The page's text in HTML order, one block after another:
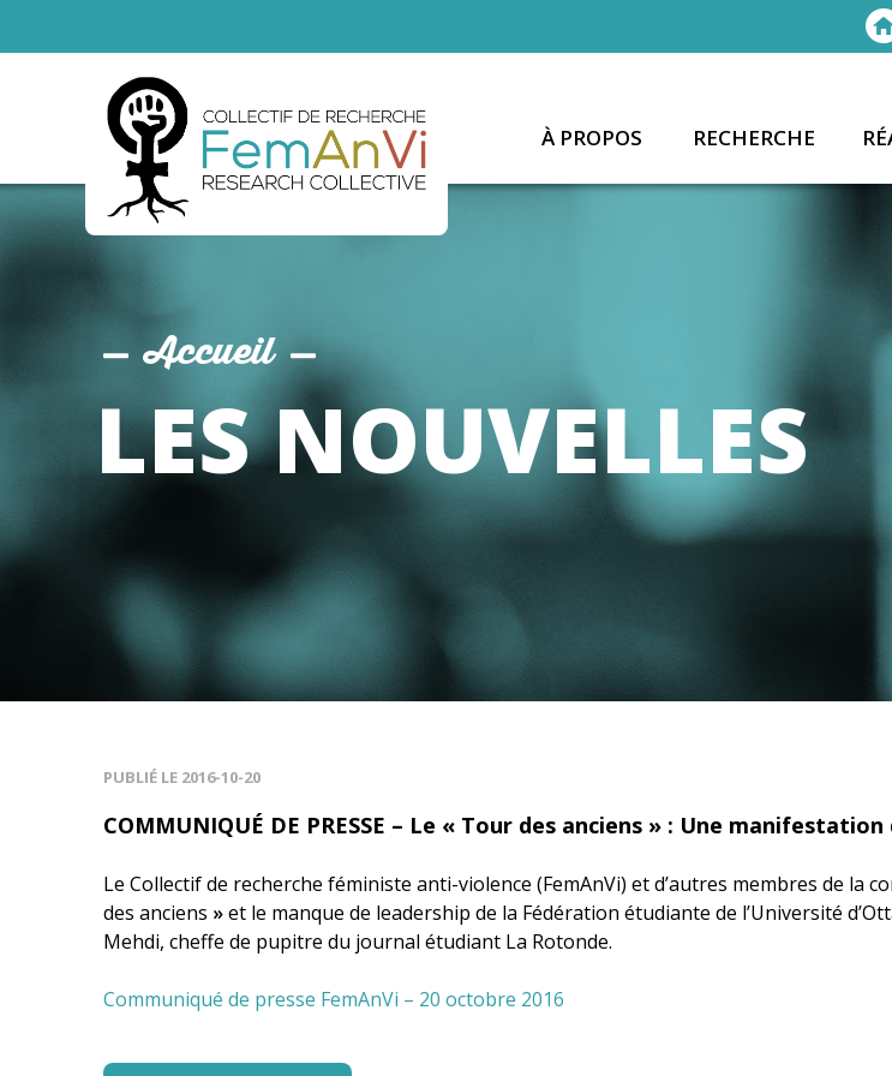
À PROPOS RECHERCHE
LES NOUVELLES
Accueil
COMMUNIQUÉ DE PRESSE – Le « Tour des anciens » : Une
PUBLIÉ LE 2016-10-20
Le Collectif de recherche féministe anti-violence (FemAnVi) et d’autres membres de
des anciens »et le manque de leadership de la Fédération étudiante de l’Université
Mehdi, cheffe de pupitre du journal étudiant La Rotonde.
Communiqué de presse FemAnVi – 20 octobre 2016